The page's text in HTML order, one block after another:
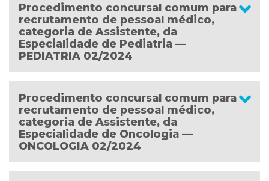
Procedimento concursal comum para
recrutamento de pessoal médico,
categoria de Assistente, da
Especialidade de Pediatria —
PEDIATRIA 02/2024
Procedimento concursal comum para
recrutamento de pessoal médico,
categoria de Assistente, da
Especialidade de Oncologia —
ONCOLOGIA 02/2024